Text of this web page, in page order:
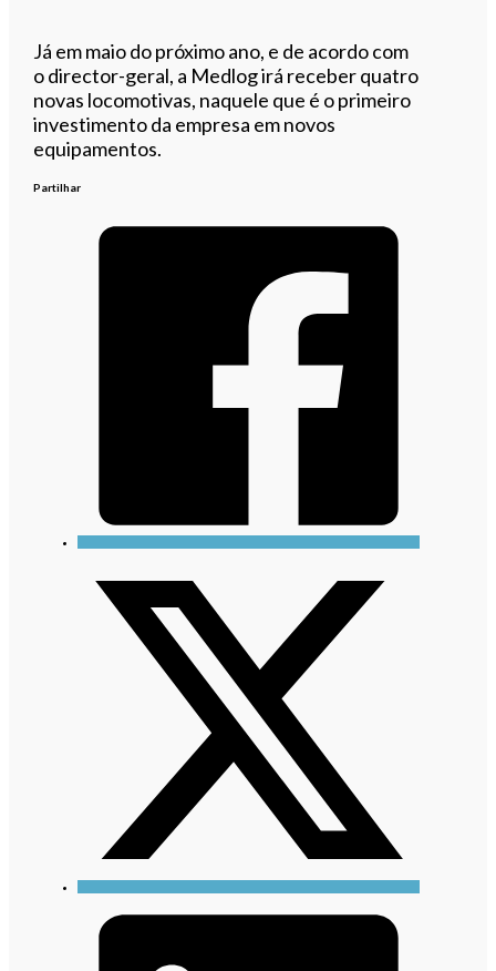
Já em maio do próximo ano, e de acordo com
o director-geral, a Medlog irá receber quatro
novas locomotivas, naquele que é o primeiro
investimento da empresa em novos
equipamentos.
Partilhar